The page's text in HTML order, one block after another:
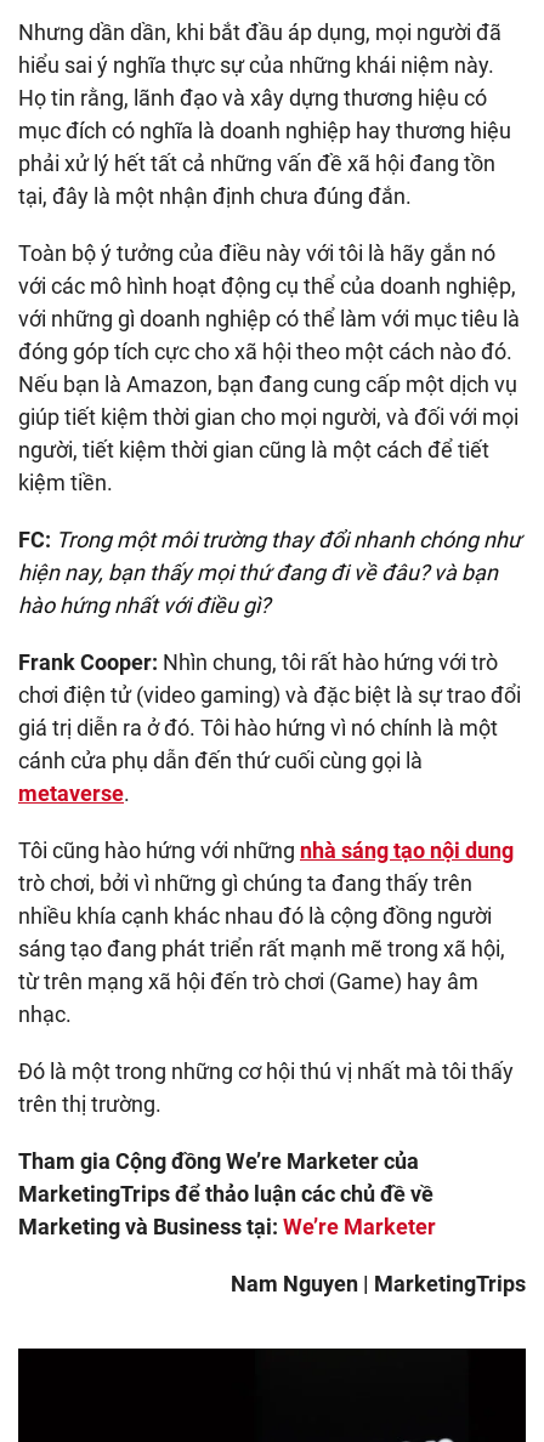
Nhưng dần dần, khi bắt đầu áp dụng, mọi người đã
hiểu sai ý nghĩa thực sự của những khái niệm này.
Họ tin rằng, lãnh đạo và xây dựng thương hiệu có
mục đích có nghĩa là doanh nghiệp hay thương hiệu
phải xử lý hết tất cả những vấn đề xã hội đang tồn
tại, đây là một nhận định chưa đúng đắn.
Toàn bộ ý tưởng của điều này với tôi là hãy gắn nó
với các mô hình hoạt động cụ thể của doanh nghiệp,
với những gì doanh nghiệp có thể làm với mục tiêu là
đóng góp tích cực cho xã hội theo một cách nào đó.
Nếu bạn là Amazon, bạn đang cung cấp một dịch vụ
giúp tiết kiệm thời gian cho mọi người, và đối với mọi
người, tiết kiệm thời gian cũng là một cách để tiết
kiệm tiền.
FC: Trong một môi trường thay đổi nhanh chóng như
hiện nay, bạn thấy mọi thứ đang đi về đâu? và bạn
hào hứng nhất với điều gì?
Frank Cooper: Nhìn chung, tôi rất hào hứng với trò
chơi điện tử (video gaming) và đặc biệt là sự trao đổi
giá trị diễn ra ở đó. Tôi hào hứng vì nó chính là một
cánh cửa phụ dẫn đến thứ cuối cùng gọi là
metaverse.
Tôi cũng hào hứng với những nhà sáng tạo nội dung
trò chơi, bởi vì những gì chúng ta đang thấy trên
nhiều khía cạnh khác nhau đó là cộng đồng người
sáng tạo đang phát triển rất mạnh mẽ trong xã hội,
từ trên mạng xã hội đến trò chơi (Game) hay âm
nhạc.
Đó là một trong những cơ hội thú vị nhất mà tôi thấy
trên thị trường.
Tham gia Cộng đồng We’re Marketer của
MarketingTrips để thảo luận các chủ đề về
Marketing và Business tại: We’re Marketer
Nam Nguyen | MarketingTrips